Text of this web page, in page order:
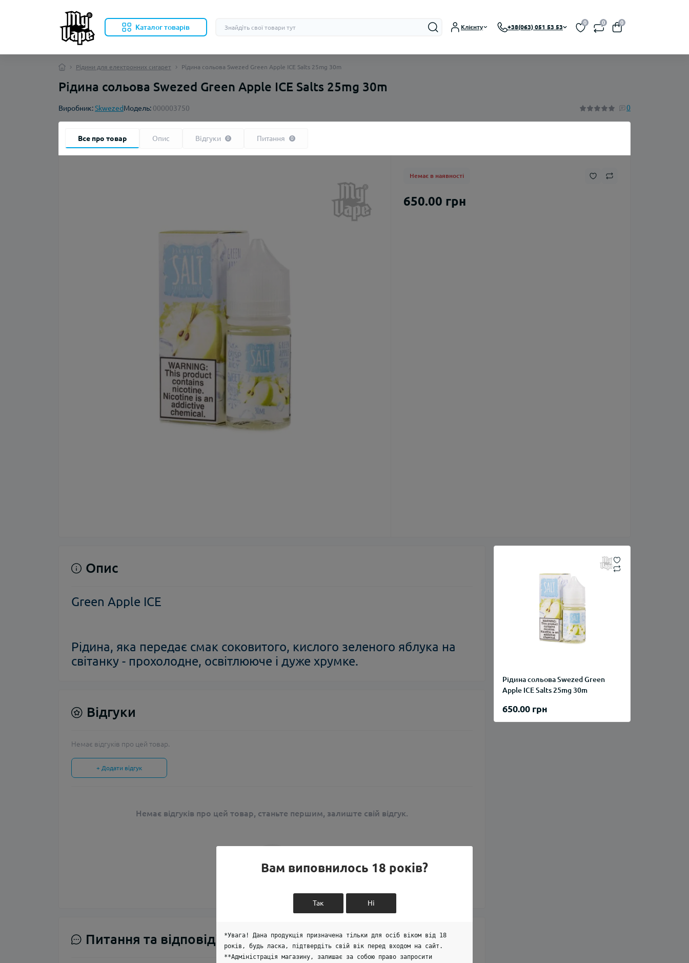
Каталог товарів Клієнту +38(063) 051 53 53
0 0 0
Рідини для електронних сигарет Рідина сольова Swezed Green Apple ICE Salts 25mg 30m
Рідина сольова Swezed Green Apple ICE Salts 25mg 30m
Виробник:SkwezedМодель: 000003750 0
Все про товар Опис Відгуки 0 Питання 0
Немає в наявності
650.00 грн
Рідина сольова Swezed Green
Apple ICE Salts 25mg 30m
650.00 грн
Опис
Green Apple ICE
Рідина, яка передає смак соковитого, кислого зеленого яблука на
світанку - прохолодне, освітлююче і дуже хрумке.
Відгуки
Немає відгуків про цей товар.
+ Додати відгук
Немає відгуків про цей товар, станьте першим, залиште свій відгук.
Питання та відповіді
Вам виповнилось 18 років?
Так Ні
*Увага! Дана продукція призначена тільки для осіб віком від 18
років, будь ласка, підтвердіть свій вік перед входом на сайт.
**Адміністрація магазину, залишає за собою право запросити